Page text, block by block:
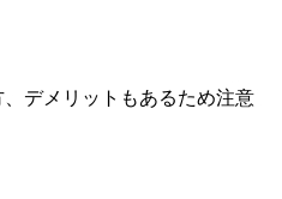
デメリットもあるため注意